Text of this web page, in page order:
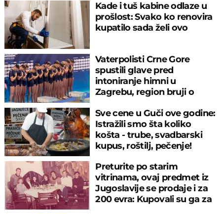
Kade i tuš kabine odlaze u
prošlost: Svako ko renovira
kupatilo sada želi ovo
Vaterpolisti Crne Gore
spustili glave pred
intoniranje himni u
Zagrebu, region bruji o
Sve cene u Guči ove godine:
Istražili smo šta koliko
košta - trube, svadbarski
kupus, roštilj, pečenje!
Preturite po starim
vitrinama, ovaj predmet iz
Jugoslavije se prodaje i za
200 evra: Kupovali su ga za